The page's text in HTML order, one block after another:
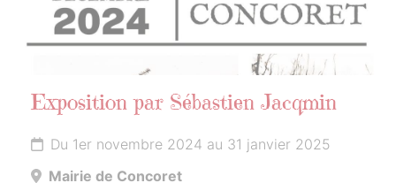
Exposition par Sébastien Jacqmin
Du 1er novembre 2024 au 31 janvier 2025
Mairie de Concoret